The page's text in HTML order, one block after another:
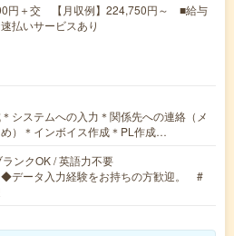
円＋交 【月収例】224,750円～ ■給与
払いサービスあり
システムへの入力＊関係先への連絡（メ
）＊インボイス作成＊PL作成…
ンクOK / 英語力不要
データ入力経験をお持ちの方歓迎。 #